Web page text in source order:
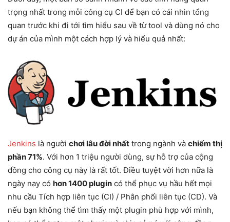
trọng nhất trong mỗi công cụ CI để bạn có cái nhìn tổng
quan trước khi đi tới tìm hiểu sau về từ tool và dùng nó cho
dự án của mình một cách hợp lý và hiểu quả nhất:
Jenkins là người chơi lâu đời nhất trong ngành và chiếm thị
phần 71%. Với hơn 1 triệu người dùng, sự hỗ trợ của cộng
đồng cho công cụ này là rất tốt. Điều tuyệt vời hơn nữa là
ngày nay có hơn 1400 plugin có thể phục vụ hầu hết mọi
nhu cầu Tích hợp liên tục (CI) / Phân phối liên tục (CD). Và
nếu bạn không thể tìm thấy một plugin phù hợp với mình,